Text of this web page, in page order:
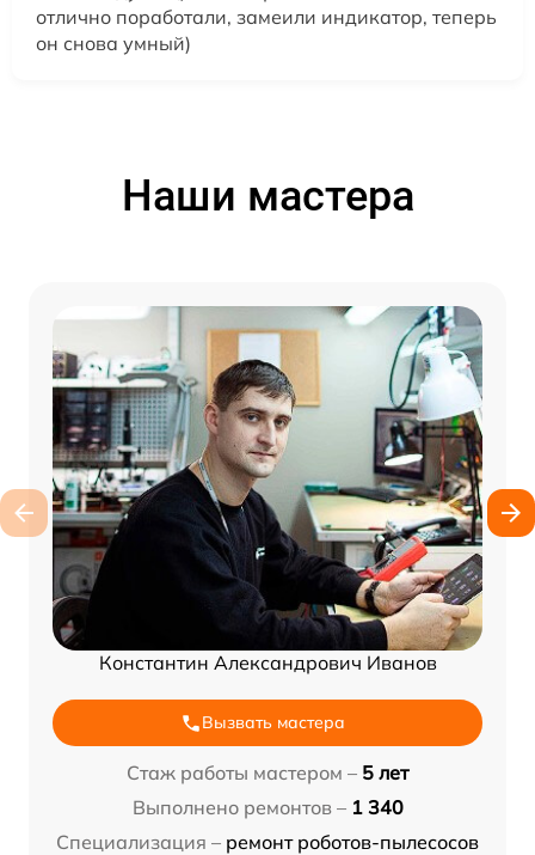
отлично поработали, замеили индикатор, теперь
он снова умный)
Наши мастера
Константин Александрович Иванов
Вызвать мастера
Стаж работы мастером – 5 лет
Выполнено ремонтов – 1 340
Специализация – ремонт роботов-пылесосов